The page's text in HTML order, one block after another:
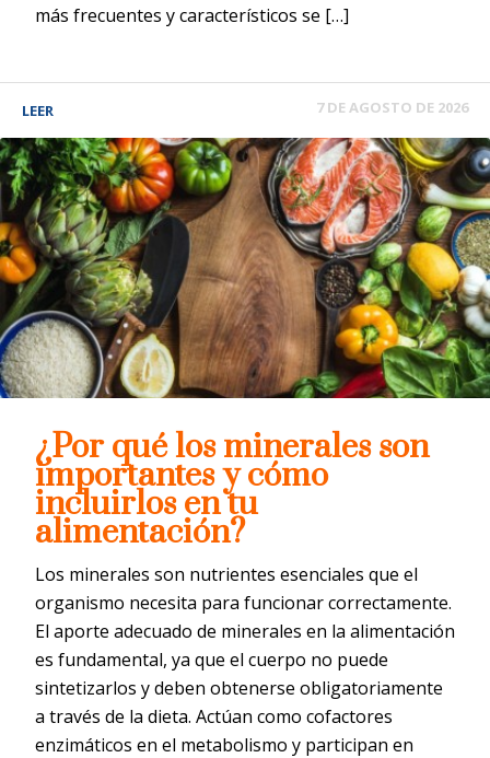
más frecuentes y característicos se […]
LEER 7 DE AGOSTO DE 2026
¿Por qué los minerales son
importantes y cómo
incluirlos en tu
alimentación?
Los minerales son nutrientes esenciales que el
organismo necesita para funcionar correctamente.
El aporte adecuado de minerales en la alimentación
es fundamental, ya que el cuerpo no puede
sintetizarlos y deben obtenerse obligatoriamente
a través de la dieta. Actúan como cofactores
enzimáticos en el metabolismo y participan en